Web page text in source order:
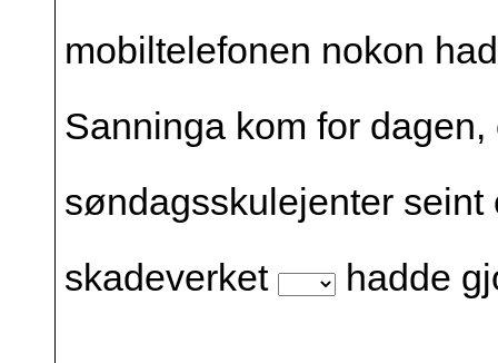
mobiltelefonen nokon
Sanninga kom for
søndagsskulejenter seint
skadeverket
hadde